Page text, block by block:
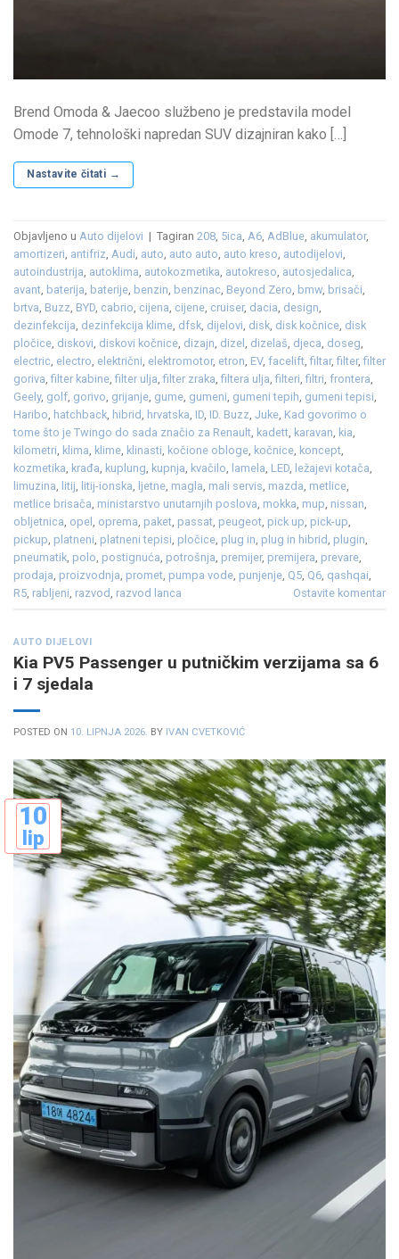
Brend Omoda & Jaecoo službeno je predstavila model
Omode 7, tehnološki napredan SUV dizajniran kako […]
Nastavite čitati →
Objavljeno u Auto dijelovi | Tagiran 208 5ica A6 AdBlue akumulator,
amortizeri antifriz Audi auto auto auto auto kreso autodijelovi
autoindustrija autoklima autokozmetika autokreso autosjedalica
avant baterija baterije benzin benzinac Beyond Zero bmw brisači
brtva Buzz BYD cabrio cijena cijene cruiser, dacia design
dezinfekcija dezinfekcija klime dfsk dijelovi disk disk kočnice disk
pločice diskovi diskovi kočnice dizajn dizel dizelaš djeca doseg
electric electro električni elektromotor, etron EV, facelift ,filtar,filter,filter
goriva ,filter kabine ,filter ulja ,filter zraka ,filtera ulja ,filteri ,filtri frontera
Geely, golf gorivo grijanje gume gumeni gumeni tepih gumeni tepisi
Haribo hatchback hibrid hrvatska ID ID. Buzz Juke Kad govorimo o
tome što je Twingo do sada značio za Renault kadett karavan kia
kilometri klima klime klinasti kočione obloge kočnice koncept
kozmetika krađa kuplung kupnja kvačilo lamela LED ležajevi kotača
limuzina litij litij-ionska ljetne magla mali servis mazda metlice
metlice brisača ministarstvo unutarnjih poslova mokka mup nissan
obljetnica opel oprema paket passat peugeot pick up pick-up
pickup platneni platneni tepisi pločice plug in plug in hibrid plugin
pneumatik polo postignuća potrošnja premijer, premijera prevare
prodaja proizvodnja promet pumpa vode punjenje Q5 Q6 qashqai
R5 rabljeni razvod razvod lanca Ostavite komentar
AUTO DIJELOVI
Kia PV5 Passenger u putničkim verzijama sa 6
i 7 sjedala
POSTED ON 10. LIPNJA 2026. BY IVAN CVETKOVIĆ
10
lip